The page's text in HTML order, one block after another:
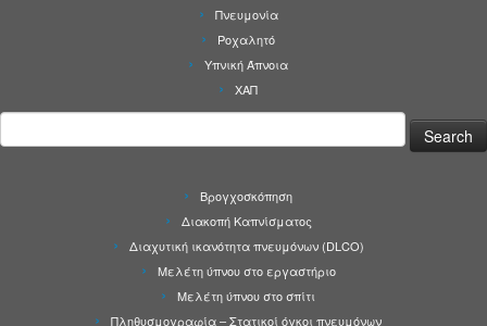
Πνευμονία
Ροχαλητό
Υπνική Άπνοια
ΧΑΠ
for:
Βρογχοσκόπηση
Διακοπή Καπνίσματος
Διαχυτική ικανότητα πνευμόνων (DLCO)
Μελέτη ύπνου στο εργαστήριο
Μελέτη ύπνου στο σπίτι
Πληθυσμογραφία – Στατικοί όγκοι πνευμόνων